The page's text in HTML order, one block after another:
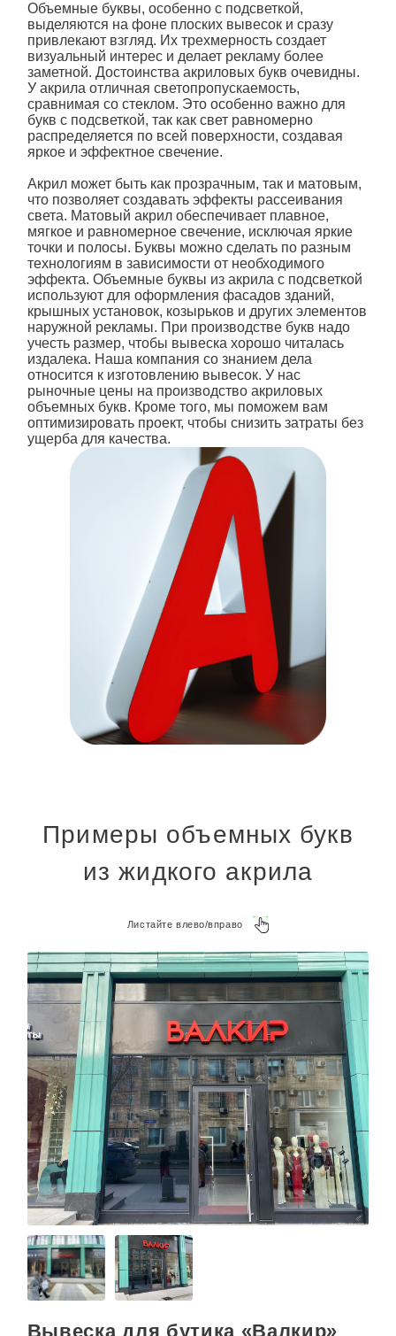
Объемные буквы, особенно с подсветкой,
выделяются на фоне плоских вывесок и сразу
привлекают взгляд. Их трехмерность создает
визуальный интерес и делает рекламу более
заметной. Достоинства акриловых букв очевидны.
У акрила отличная светопропускаемость,
сравнимая со стеклом. Это особенно важно для
букв с подсветкой, так как свет равномерно
распределяется по всей поверхности, создавая
яркое и эффектное свечение.
Акрил может быть как прозрачным, так и матовым,
что позволяет создавать эффекты рассеивания
света. Матовый акрил обеспечивает плавное,
мягкое и равномерное свечение, исключая яркие
точки и полосы. Буквы можно сделать по разным
технологиям в зависимости от необходимого
эффекта. Объемные буквы из акрила с подсветкой
используют для оформления фасадов зданий,
крышных установок, козырьков и других элементов
наружной рекламы. При производстве букв надо
учесть размер, чтобы вывеска хорошо читалась
издалека. Наша компания со знанием дела
относится к изготовлению вывесок. У нас
рыночные цены на производство акриловых
объемных букв. Кроме того, мы поможем вам
оптимизировать проект, чтобы снизить затраты без
ущерба для качества.
Примеры объемных букв
из жидкого акрила
Листайте влево/вправо
Вывеска для бутика «Валкир»